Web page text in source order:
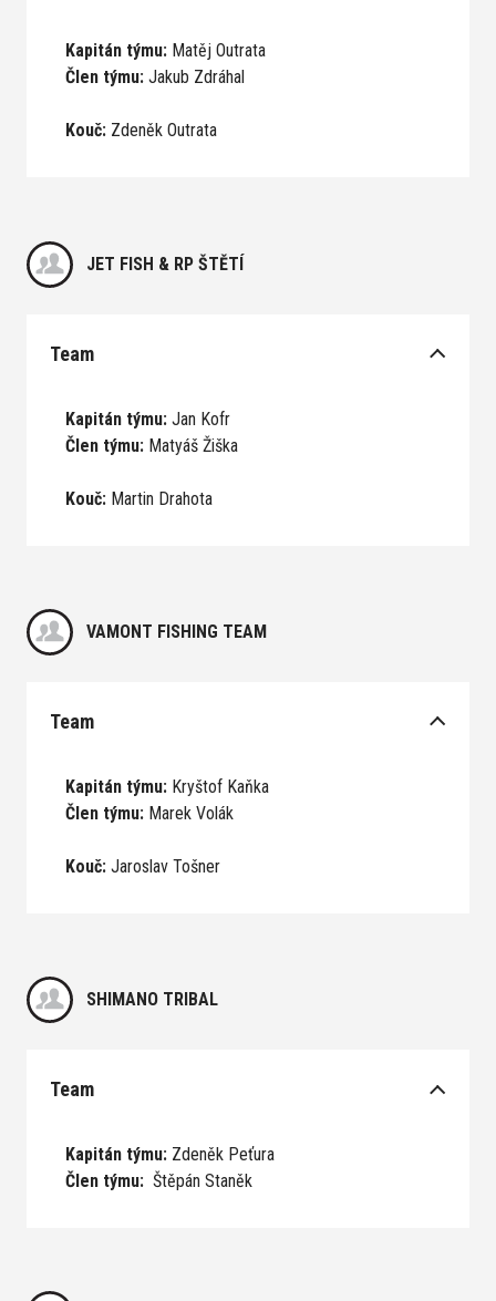
Kapitán týmu: Matěj Outrata
Člen týmu: Jakub Zdráhal
Kouč: Zdeněk Outrata
JET FISH & RP ŠTĚTÍ
Team
Kapitán týmu: Jan Kofr
Člen týmu: Matyáš Žiška
Kouč: Martin Drahota
VAMONT FISHING TEAM
Team
Kapitán týmu: Kryštof Kaňka
Člen týmu: Marek Volák
Kouč: Jaroslav Tošner
SHIMANO TRIBAL
Team
Kapitán týmu: Zdeněk Peťura
Člen týmu: Štěpán Staněk